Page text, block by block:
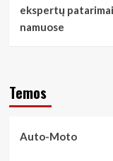
ekspertų
namuose
Temos
Auto-Moto